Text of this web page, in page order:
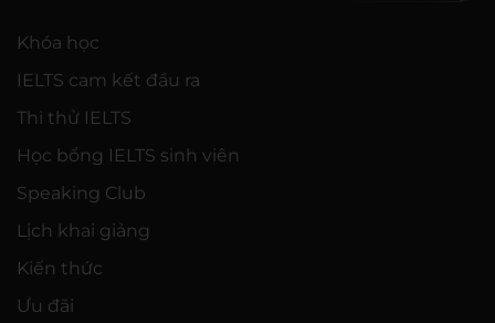
Khóa học
IELTS cam kết đầu ra
Thi thử IELTS
Học bổng IELTS sinh viên
Speaking Club
Lịch khai giảng
Kiến thức
Ưu đãi